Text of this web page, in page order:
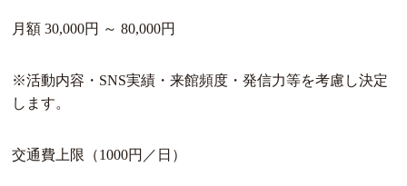
月額 30,000円 ～ 80,000円
※活動内容・SNS実績・来館頻度・発信力等を考慮し決定
します。
交通費上限（1000円／日）